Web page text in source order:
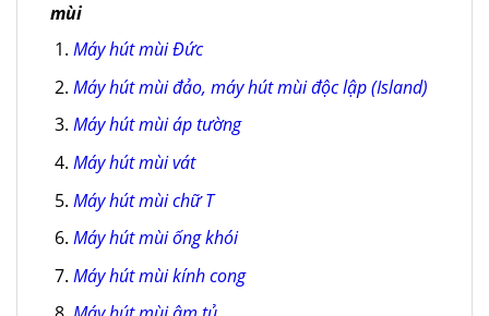
mùi
Máy hút mùi Đức
Máy hút mùi đảo, máy hút mùi độc lập (Island)
Máy hút mùi áp tường
Máy hút mùi vát
Máy hút mùi chữ T
Máy hút mùi ống khói
Máy hút mùi kính cong